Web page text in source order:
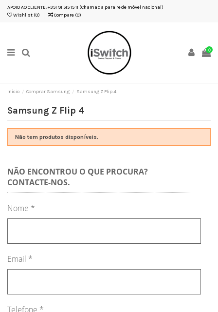
APOIO AO CLIENTE: +351 91 515 15 11 (Chamada para rede móvel nacional)
Wishlist (0) Compare (0)
0
Início Comprar Samsung Samsung Z Flip 4
Samsung Z Flip 4
Não tem produtos disponíveis.